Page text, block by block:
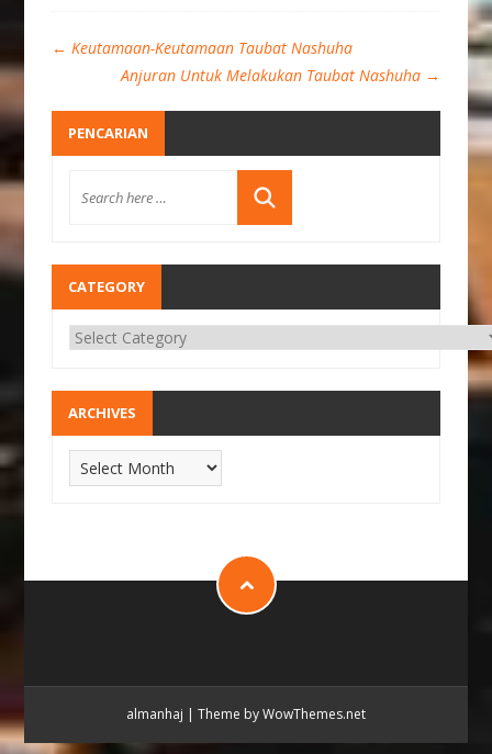
← Keutamaan-Keutamaan Taubat Nashuha
Anjuran Untuk Melakukan Taubat Nashuha →
PENCARIAN
CATEGORY
ARCHIVES
almanhaj | Theme by WowThemes.net